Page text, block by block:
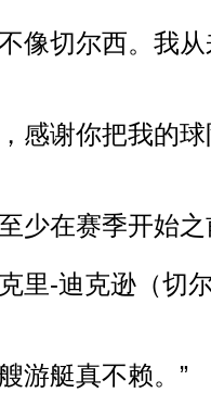
切尔西。我从
谢你把我的球
在赛季开始之
-迪克逊（切
艇真不赖。”